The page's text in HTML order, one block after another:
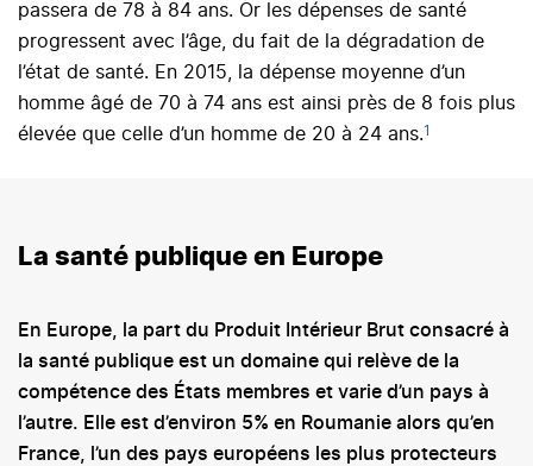
passera de 78 à 84 ans. Or les dépenses de santé
progressent avec l’âge, du fait de la dégradation de
l’état de santé. En 2015, la dépense moyenne d’un
homme âgé de 70 à 74 ans est ainsi près de 8 fois plus
élevée que celle d’un homme de 20 à 24 ans.1
La santé publique en Europe
En Europe, la part du Produit Intérieur Brut consacré à
la santé publique est un domaine qui relève de la
compétence des États membres et varie d’un pays à
l’autre. Elle est d’environ 5% en Roumanie alors qu’en
France, l’un des pays européens les plus protecteurs